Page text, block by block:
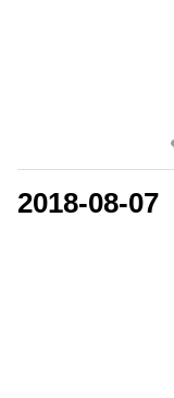
2018-08-07